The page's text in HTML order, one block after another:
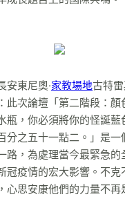
安東尼奧·家教場地古特
此次論壇「第二階段：顏
瓶，你必須將你的怪誕
分之五十一點二。」是一
路，為處理當今最緊急的
冠疫情的宏大影響。不克
心思安康他們的力量不再